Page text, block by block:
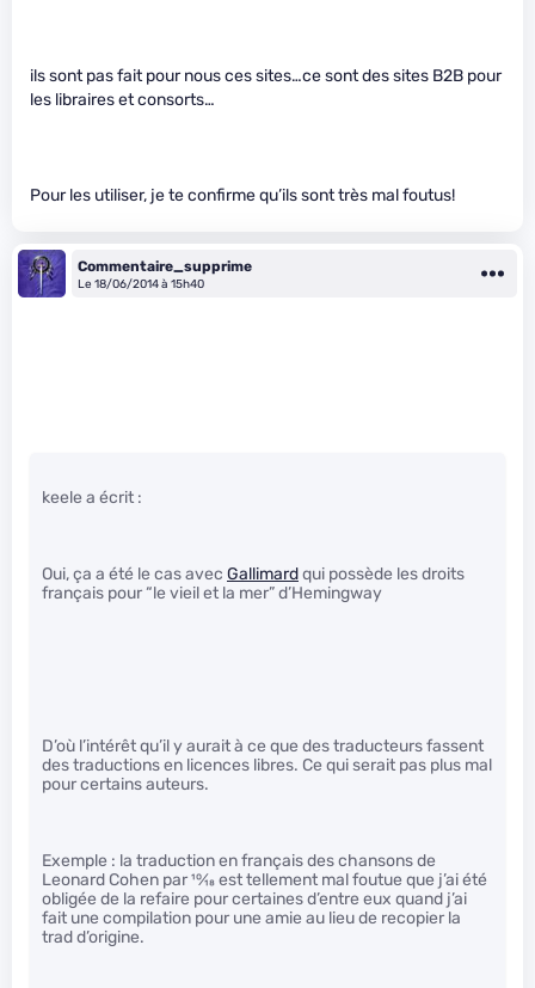
ils sont pas fait pour nous ces sites…ce sont des sites B2B pour
les libraires et consorts…
Pour les utiliser, je te confirme qu’ils sont très mal foutus!
Commentaire_supprime
Le 18/06/2014 à 15h40
keele a écrit :
Oui, ça a été le cas avec Gallimardqui possède les droits
français pour “le vieil et la mer” d’Hemingway
D’où l’intérêt qu’il y aurait à ce que des traducteurs fassent
des traductions en licences libres. Ce qui serait pas plus mal
pour certains auteurs.
Exemple : la traduction en français des chansons de
Leonard Cohen par10⁄18est tellement mal foutue que j’ai été
obligée de la refaire pour certaines d’entre eux quand j’ai
fait une compilation pour une amie au lieu de recopier la
trad d’origine.